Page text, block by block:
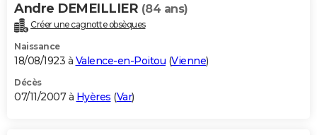
Andre DEMEILLIER (84 ans)
Créer une cagnotte obsèques
Naissance
18/08/1923 à Valence-en-Poitou (Vienne)
Décès
07/11/2007 à Hyères (Var)